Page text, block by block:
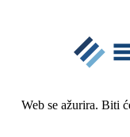
Web se ažurira. Biti